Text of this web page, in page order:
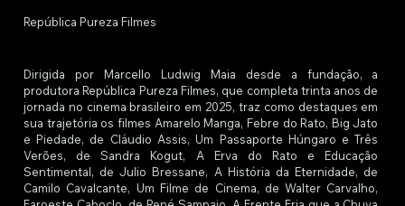
República Pureza Filmes
Dirigida por Marcello Ludwig Maia desde a fundação, a
produtora República Pureza Filmes, que completa trinta anos de
jornada no cinema brasileiro em 2025, traz como destaques em
sua trajetória os filmes Amarelo Manga, Febre do Rato, Big Jato
e Piedade, de Cláudio Assis, Um Passaporte Húngaro e Três
Verões, de Sandra Kogut, A Erva do Rato e Educação
Sentimental, de Julio Bressane, A História da Eternidade, de
Camilo Cavalcante, Um Filme de Cinema, de Walter Carvalho,